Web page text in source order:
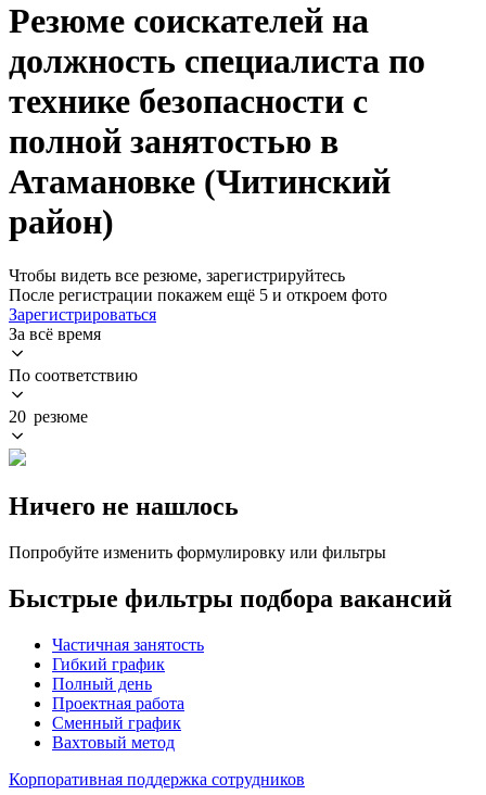
Резюме соискателей на
должность специалиста по
технике безопасности с
полной занятостью в
Атамановке (Читинский
район)
Чтобы видеть все резюме, зарегистрируйтесь
После регистрации покажем ещё 5 и откроем фото
Зарегистрироваться
За всё время
По соответствию
20 резюме
Ничего не нашлось
Попробуйте изменить формулировку или фильтры
Быстрые фильтры подбора вакансий
Частичная занятость
Гибкий график
Полный день
Проектная работа
Сменный график
Вахтовый метод
Корпоративная поддержка сотрудников